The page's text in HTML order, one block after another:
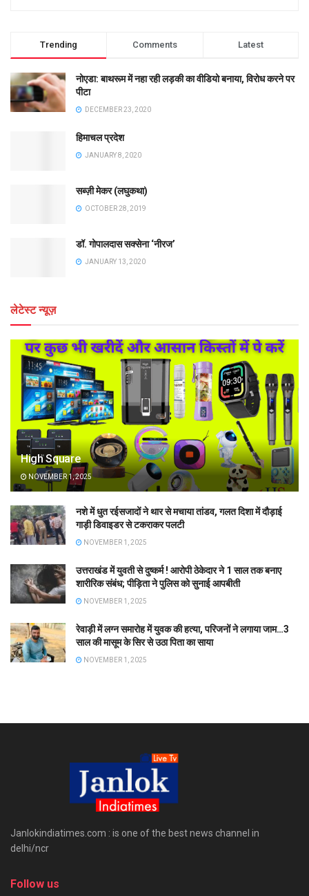
Trending Comments Latest
नोएडा: बाथरूम में नहा रही लड़की का वीडियो बनाया, विरोध करने पर
पीटा
DECEMBER 23, 2020
हिमाचल प्रदेश
JANUARY 8, 2020
सब्ज़ी मेकर (लघुकथा)
OCTOBER 28, 2019
डॉ. गोपालदास सक्सेना ‘नीरज’
JANUARY 13, 2020
लेटेस्ट न्यूज़
High Square
NOVEMBER 1, 2025
नशे में धुत रईसजादों ने थार से मचाया तांडव, गलत दिशा में दौड़ाई
गाड़ी डिवाइडर से टकराकर पलटी
NOVEMBER 1, 2025
उत्तराखंड में युवती से दुष्कर्म ! आरोपी ठेकेदार ने 1 साल तक बनाए
शारीरिक संबंध; पीड़िता ने पुलिस को सुनाई आपबीती
NOVEMBER 1, 2025
रेवाड़ी में लग्न समारोह में युवक की हत्या, परिजनों ने लगाया जाम…3
साल की मासूम के सिर से उठा पिता का साया
NOVEMBER 1, 2025
Janlokindiatimes.com : is one of the best news channel in
delhi/ncr
Follow us